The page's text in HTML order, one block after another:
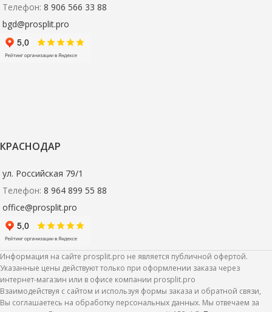
Телефон: 8 906 566 33 88
bgd@prosplit.pro
КРАСНОДАР
ул. Российская 79/1
Телефон: 8 964 899 55 88
office@prosplit.pro
Информация на сайте prosplit.pro не является публичной офертой.
Указанные цены действуют только при оформлении заказа через
интернет-магазин или в офисе компании prosplit.pro
Взаимодействуя с сайтом и используя формы заказа и обратной связи,
Вы соглашаетесь на обработку персональных данных. Мы отвечаем за